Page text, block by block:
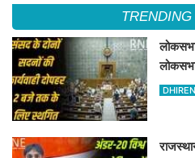
TRENDING